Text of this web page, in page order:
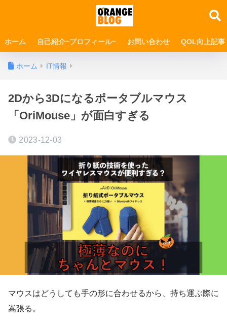
ホーム 自己紹介~プロフィール~ お問い合わせ QOL向上記事
ホーム IT情報
2Dから3Dになるポータブルマウス
「OriMouse」が面白すぎる
2023-12-03
マウスはどうしても手の形に合わせるから、持ち運ぶ際に
嵩張る。